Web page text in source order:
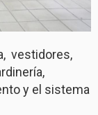
vestidores,
y el sistema